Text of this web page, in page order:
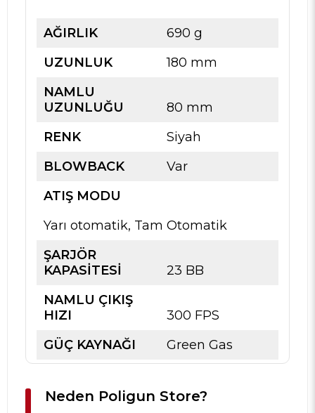
AĞIRLIK
690 g
UZUNLUK
180 mm
NAMLU
UZUNLUĞU
80 mm
RENK
Siyah
BLOWBACK
Var
ATIŞ MODU
Yarı otomatik, Tam Otomatik
ŞARJÖR
KAPASİTESİ
23 BB
NAMLU ÇIKIŞ
HIZI
300 FPS
GÜÇ KAYNAĞI
Green Gas
Neden Poligun Store?